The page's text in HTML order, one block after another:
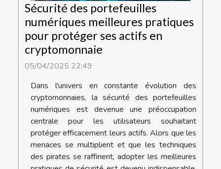
Sécurité des portefeuilles
numériques meilleures pratiques
pour protéger ses actifs en
cryptomonnaie
05/04/2025 22:49
Dans l'univers en constante évolution des
cryptomonnaies, la sécurité des portefeuilles
numériques est devenue une préoccupation
centrale pour les utilisateurs souhaitant
protéger efficacement leurs actifs. Alors que les
menaces se multiplient et que les techniques
des pirates se raffinent, adopter les meilleures